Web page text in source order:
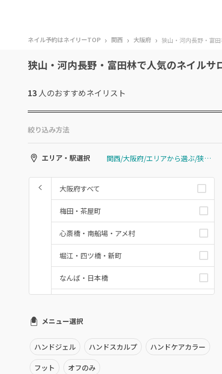
ネイル予約はネイリーTOP › 関西 › 大阪府 › 狭山・河内長野・富
狭山・河内長野・富田林で人気のネイルサ
13 人のおすすめネイリスト
絞り込み方法
エリア・駅選択 関西/大阪府/エリアから選ぶ/狭山・河内長野・富田林
大阪府すべて
梅田・茶屋町
心斎橋・南船場・アメ村
堀江・四ツ橋・新町
なんば・日本橋
福島区・野田
淀屋橋・本町・肥後橋
天神橋・天満
メニュー選択
ハンドジェル ハンドスカルプ ハンドケアカラー
フット オフのみ